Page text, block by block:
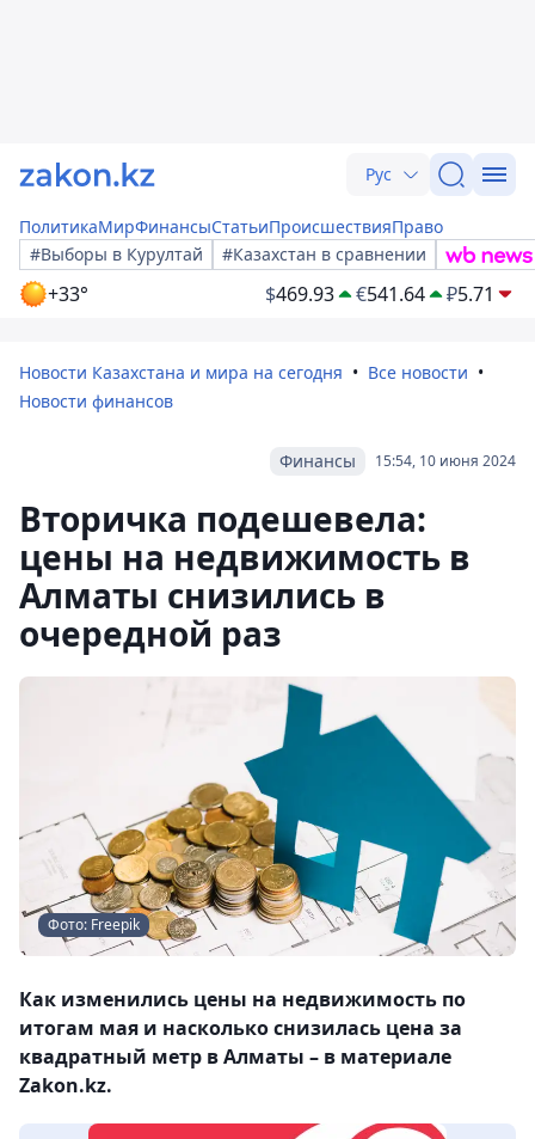
Рус
ПолитикаМирФинансыСтатьиПроисшествияПраво
#Выборы в Курултай
#Казахстан в сравнении
+33° $469.93 €541.64 ₽5.71
Новости Казахстана и мира на сегодня
Все новости
Новости финансов
15:54, 10 июня 2024
Финансы
Вторичка подешевела:
цены на недвижимость в
Алматы снизились в
очередной раз
Фото: Freepik
Как изменились цены на недвижимость по
итогам мая и насколько снизилась цена за
квадратный метр в Алматы – в материале
Zakon.kz.